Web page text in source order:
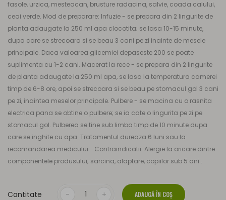
fasole, urzica, mesteacan, brusture radacina, salvie, coada calului,
ceai verde. Mod de preparare: Infuzie - se prepara din 2 lingurite de
planta adaugate la 250 ml apa clocotita; se lasa 10-15 minute,
dupa care se strecoara si se beau 3 cani pe zi inainte de mesele
principale. Daca valoarea glicemiei depaseste 200 se poate
suplimenta cu 1-2 cani. Macerat la rece - se prepara din 2 lingurite
de planta adaugate la 250 ml apa, se lasa la temperatura camerei
timp de 6-8 ore, apoi se strecoara si se beau pe stomacul gol 3 cani
pe zi, inaintea meselor principale. Pulbere - se macina cu o rasnita
electrica pana se obtine o pulbere; se ia cate o lingurita pe zi pe
stomacul gol. Pulberea se tine sub limba timp de 10 minute dupa
care se inghite cu apa. Tratamentul dureaza 6 luni sau la
recomandarea medicului. Contraindicatii: Alergie la oricare dintre
componentele produsului; sarcina, alaptare, copiilor sub 5 ani...
Cantitate ADAUGĂ ÎN COŞ